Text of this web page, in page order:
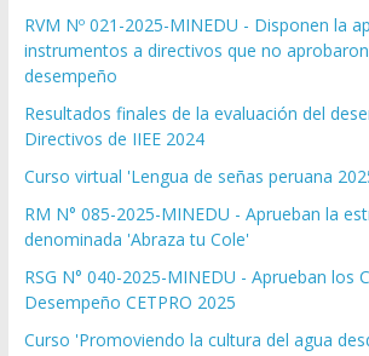
RVM Nº 021-2025-MINEDU - Disponen la
instrumentos a directivos que no
desempeño
Resultados finales de la evaluación del
Directivos de IIEE 2024
Curso virtual 'Lengua de señas peruana
RM N° 085-2025-MINEDU - Aprueban la
denominada 'Abraza tu Cole'
RSG N° 040-2025-MINEDU - Aprueban los
Desempeño CETPRO 2025
Curso 'Promoviendo la cultura del agua